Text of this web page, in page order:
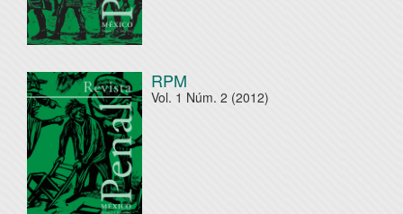
RPM
Vol. 1 Núm. 2 (2012)